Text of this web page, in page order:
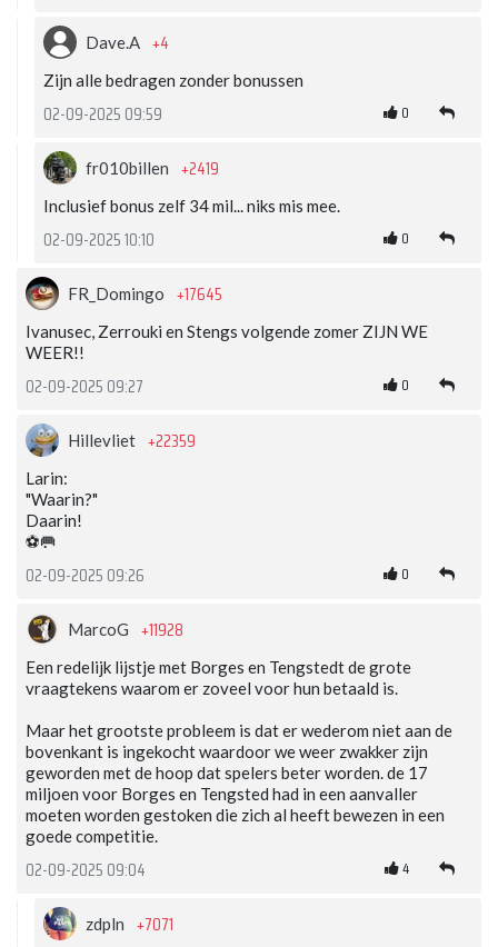
Dave.A +4
Zijn alle bedragen zonder bonussen
02-09-2025 09:59 0
fr010billen +2419
Inclusief bonus zelf 34 mil... niks mis mee.
02-09-2025 10:10 0
FR_Domingo +17645
Ivanusec, Zerrouki en Stengs volgende zomer ZIJN WE
WEER!!
02-09-2025 09:27 0
Hillevliet +22359
Larin:
"Waarin?"
Daarin!
⚽️🥅
02-09-2025 09:26 0
MarcoG +11928
Een redelijk lijstje met Borges en Tengstedt de grote
vraagtekens waarom er zoveel voor hun betaald is.
Maar het grootste probleem is dat er wederom niet aan de
bovenkant is ingekocht waardoor we weer zwakker zijn
geworden met de hoop dat spelers beter worden. de 17
miljoen voor Borges en Tengsted had in een aanvaller
moeten worden gestoken die zich al heeft bewezen in een
goede competitie.
02-09-2025 09:04 4
zdpln +7071